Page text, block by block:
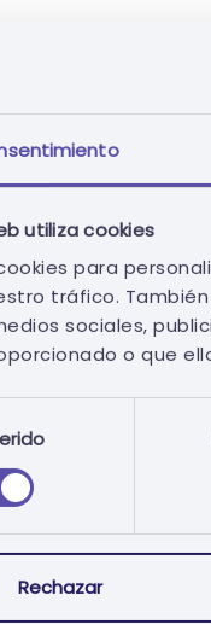
utiliza cookies
para
tráfico.
sociales,
o que
Rechazar
monetarios?
de la
de
¿cómo se
la